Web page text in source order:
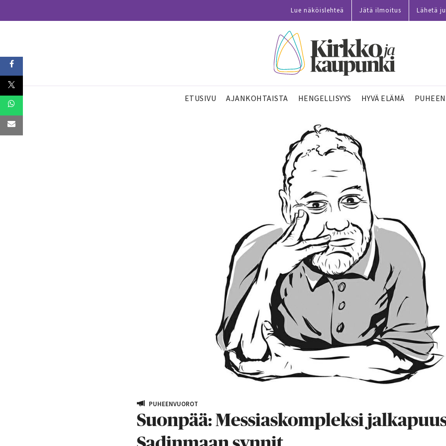
Lue näköislehteä Jätä ilmoitus Lähetä
ETUSIVU AJANKOHTAISTA HENGELLISYYS HYVÄ ELÄMÄ
PUHEENVUOROT
Suonpää: Messiaskompleksi